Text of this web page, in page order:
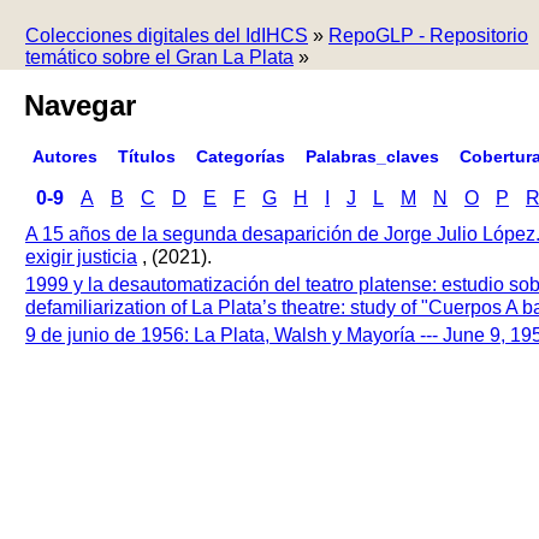
Colecciones digitales del IdIHCS » RepoGLP - Repositorio
temático sobre el Gran La Plata »
Navegar
Autores Títulos Categorías Palabras_claves
0-9 A B C D E F G H J L M N O P
R
A 15 años de la segunda desaparición de Jorge Julio
exigir justicia , (2021).
1999 y la desautomatización del teatro platense: estudio
defamiliarization of La Plata’s theatre: study of "Cuerpos A
9 de junio de 1956: La Plata, Walsh y Mayoría --- June 9,